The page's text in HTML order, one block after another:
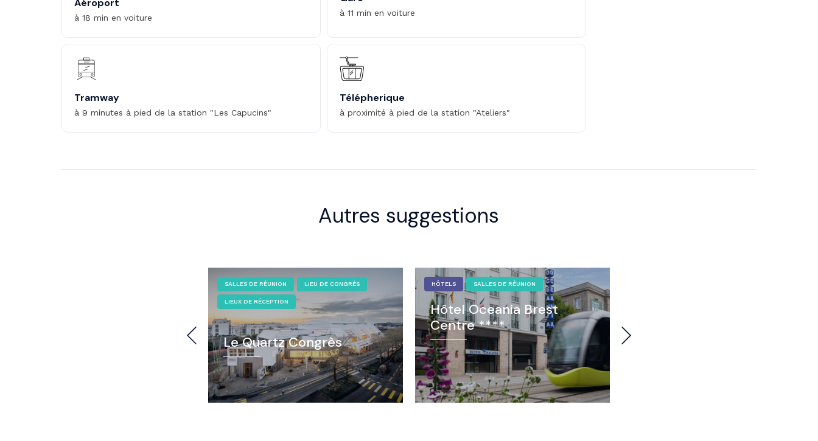
à 18 min en voiture à 11 min en voiture
Tramway
à 9 minutes à pied de la station "Les Capucins"
Télépherique
à proximité à pied de la station "Ateliers"
Autres suggestions
SALLES DE RÉUNION LIEU DE CONGRÈS
LIEUX DE RÉCEPTION
Le Quartz Congrès
HÔTELS SALLES DE RÉUNION
Hôtel Oceania Brest
Centre ****